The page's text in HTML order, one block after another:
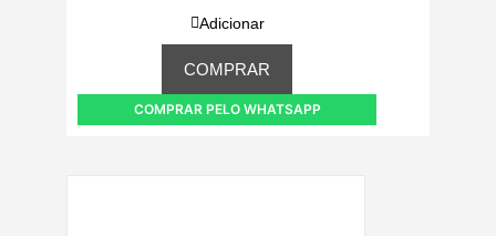
Adicionar
COMPRAR
COMPRAR PELO WHATSAPP